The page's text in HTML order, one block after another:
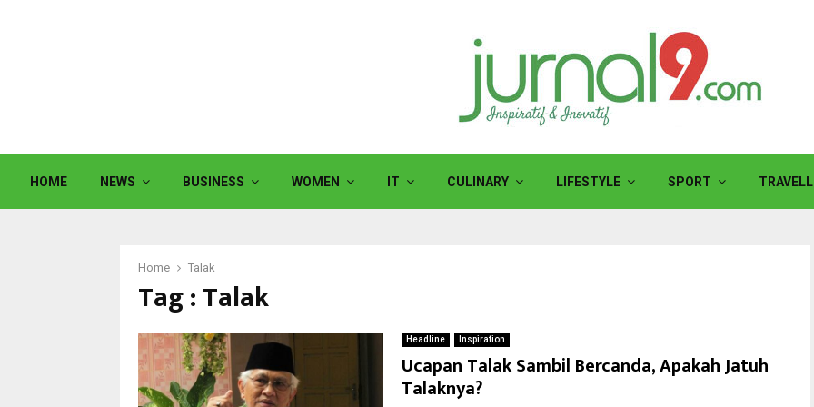
HOME NEWS BUSINESS WOMEN IT CULINARY LIFESTYLE SPORT
Home Talak
Tag : Talak
Headline Inspiration
Ucapan Talak Sambil Bercanda, Apakah Jatuh
Talaknya?